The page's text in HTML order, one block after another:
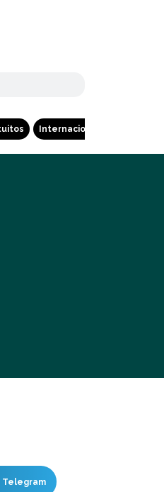
Internacional
Telegram